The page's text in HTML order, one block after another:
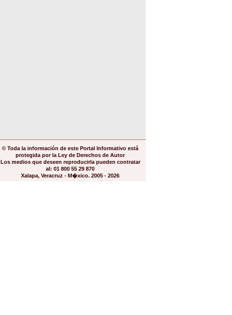
© Toda la información de este Portal Informativo está
protegida por la Ley de Derechos de Autor
Los medios que deseen reproducirla pueden contratar
al: 01 800 55 29 870
Xalapa, Veracruz - M�xico. 2005 - 2026